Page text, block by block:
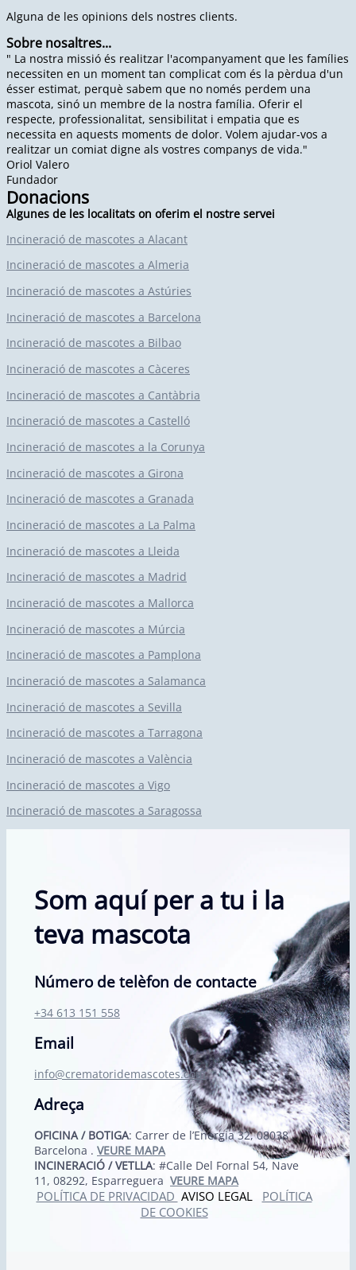
Alguna de les opinions dels nostres clients.
Sobre nosaltres...
" La nostra missió és realitzar l'acompanyament que les famílies
necessiten en un moment tan complicat com és la pèrdua d'un
ésser estimat, perquè sabem que no només perdem una
mascota, sinó un membre de la nostra família. Oferir el
respecte, professionalitat, sensibilitat i empatia que es
necessita en aquests moments de dolor. Volem ajudar-vos a
realitzar un comiat digne als vostres companys de vida."
Oriol Valero
Fundador
Donacions
Algunes de les localitats on oferim el nostre servei
Incineració de mascotes a Alacant
Incineració de mascotes a Almeria
Incineració de mascotes a Astúries
Incineració de mascotes a Barcelona
Incineració de mascotes a Bilbao
Incineració de mascotes a Càceres
Incineració de mascotes a Cantàbria
Incineració de mascotes a Castelló
Incineració de mascotes a la Corunya
Incineració de mascotes a Girona
Incineració de mascotes a Granada
Incineració de mascotes a La Palma
Incineració de mascotes a Lleida
Incineració de mascotes a Madrid
Incineració de mascotes a Mallorca
Incineració de mascotes a Múrcia
Incineració de mascotes a Pamplona
Incineració de mascotes a Salamanca
Incineració de mascotes a Sevilla
Incineració de mascotes a Tarragona
Incineració de mascotes a València
Incineració de mascotes a Vigo
Incineració de mascotes a Saragossa
Som aquí per a tu i la
teva mascota
Número de telèfon de contacte
+34 613 151 558
Email
info@crematoridemascotes.com
Adreça
OFICINA / BOTIGA: Carrer de l’Energia 32, 08038
Barcelona . VEURE MAPA
INCINERACIÓ / VETLLA: #Calle Del Fornal 54, Nave
11, 08292, Esparreguera VEURE MAPA
POLÍTICA DE PRIVACIDAD AVISO LEGAL POLÍTICA
DE COOKIES